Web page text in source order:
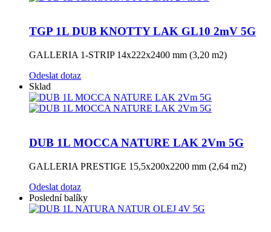
TGP 1L DUB KNOTTY LAK GL10 2mV 5G
GALLERIA 1-STRIP 14x222x2400 mm (3,20 m2)
Odeslat dotaz
Sklad
DUB 1L MOCCA NATURE LAK 2Vm 5G
GALLERIA PRESTIGE 15,5x200x2200 mm (2,64 m2)
Odeslat dotaz
Poslední balíky